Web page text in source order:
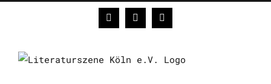
FacebookInstagram
E-
Mail